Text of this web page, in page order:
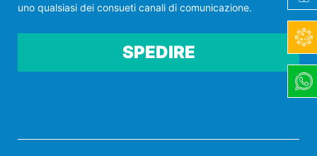
uno qualsiasi dei consueti canali di comunicazione.